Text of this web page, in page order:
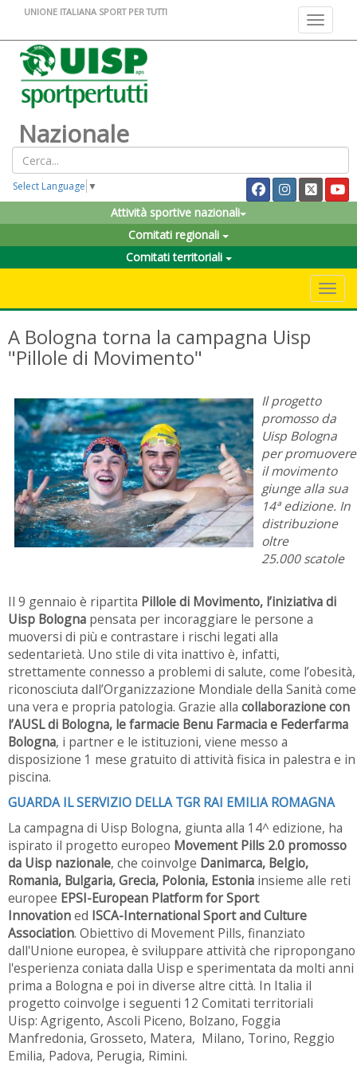
Toggle
UNIONE ITALIANA SPORT PER TUTTI
Nazionale
Select Language ▼
Attività sportive nazionali
Comitati regionali
Comitati territoriali
A Bologna torna la campagna Uisp
"Pillole di Movimento"
Il progetto
promosso da
Uisp Bologna
per promuovere
il movimento
giunge alla sua
14ª edizione. In
distribuzione
oltre
25.000 scatole
Il 9 gennaio è ripartita Pillole di Movimento, l’iniziativa di
Uisp Bologna pensata per incoraggiare le persone a
muoversi di più e contrastare i rischi legati alla
sedentarietà. Uno stile di vita inattivo è, infatti,
strettamente connesso a problemi di salute, come l’obesità,
riconosciuta dall’Organizzazione Mondiale della Sanità come
una vera e propria patologia. Grazie alla collaborazione con
l’AUSL di Bologna, le farmacie Benu Farmacia e Federfarma
Bologna, i partner e le istituzioni, viene messo a
disposizione 1 mese gratuito di attività fisica in palestra e in
piscina.
GUARDA IL SERVIZIO DELLA TGR RAI EMILIA ROMAGNA
La campagna di Uisp Bologna, giunta alla 14^ edizione, ha
ispirato il progetto europeo Movement Pills 2.0 promosso
da Uisp nazionale, che coinvolge Danimarca, Belgio,
Romania, Bulgaria, Grecia, Polonia, Estonia insieme alle reti
europee EPSI-European Platform for Sport
Innovationed ISCA-International Sport and Culture
Association. Obiettivo di Movement Pills, finanziato
dall'Unione europea, è sviluppare attività che ripropongano
l'esperienza coniata dalla Uisp e sperimentata da molti anni
prima a Bologna e poi in diverse altre città. In Italia il
progetto coinvolge i seguenti 12 Comitati territoriali
Uisp: Agrigento, Ascoli Piceno, Bolzano, Foggia
Manfredonia, Grosseto, Matera, Milano, Torino, Reggio
Emilia, Padova, Perugia, Rimini.